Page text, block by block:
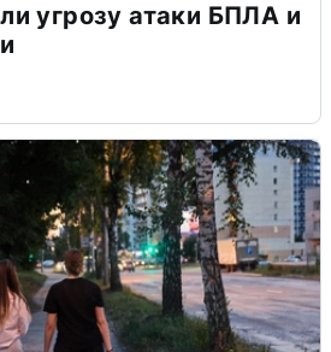
угрозу атаки БПЛА и